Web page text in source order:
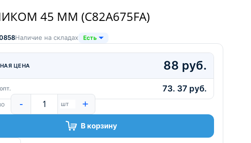
45 ММ (C82A675FA)
Наличие на складах Есть
ЦЕНА 88 руб.
73. 37 руб.
- шт +
В корзину